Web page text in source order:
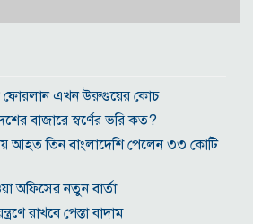
ফোরলান এখন উরুগুয়ের কোচ
বাজারে স্বর্ণের ভরি কত?
আহত তিন বাংলাদেশি পেলেন ৩৩ কোটি
অফিসের নতুন বার্তা
রাখবে পেস্তা বাদাম